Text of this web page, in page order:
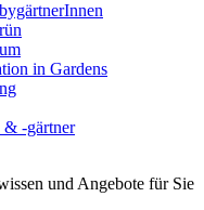
in Gardens
& -gärtner
und Angebote für Sie